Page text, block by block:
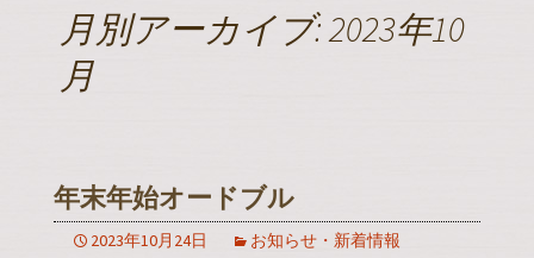
月別アーカイブ: 2023年10
月
年末年始オードブル
2023年10月24日 お知らせ・新着情報